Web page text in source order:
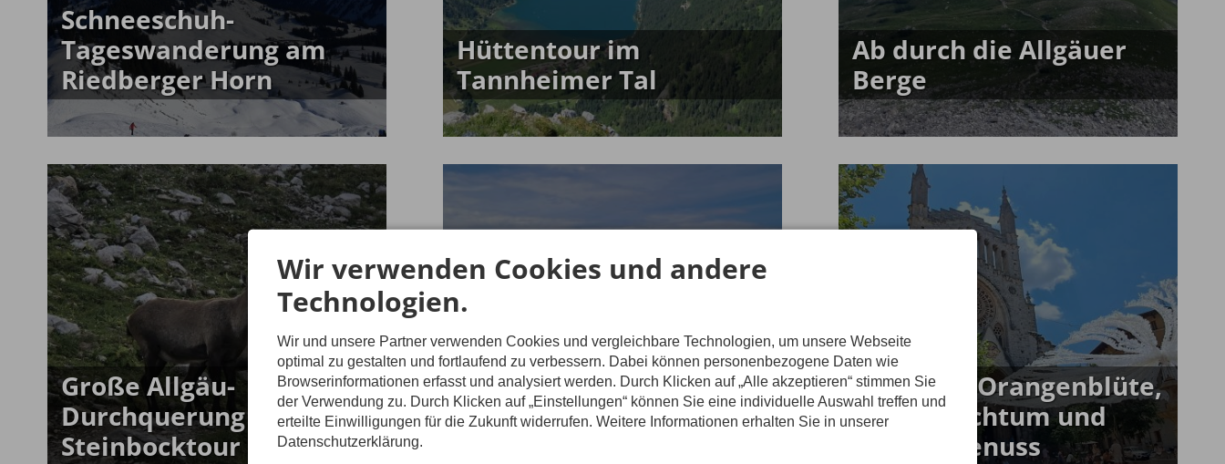
Schneeschuh-
Tageswanderung am
Riedberger Horn
Hüttentour im
Tannheimer Tal
Ab durch die Allgäuer
Berge
Große Allgäu-
Durchquerung -
Steinbocktour
Unsere Wanderwoche in
Zwischen Orangenblüte,
Kulturreichtum und
Wandergenuss
Wir verwenden Cookies und andere
Technologien.
Wir und unsere Partner verwenden Cookies und vergleichbare Technologien, um unsere Webseite
optimal zu gestalten und fortlaufend zu verbessern. Dabei können personenbezogene Daten wie
Browserinformationen erfasst und analysiert werden. Durch Klicken auf „Alle akzeptieren“ stimmen Sie
der Verwendung zu. Durch Klicken auf „Einstellungen“ können Sie eine individuelle Auswahl treffen und
erteilte Einwilligungen für die Zukunft widerrufen. Weitere Informationen erhalten Sie in unserer
Datenschutzerklärung.